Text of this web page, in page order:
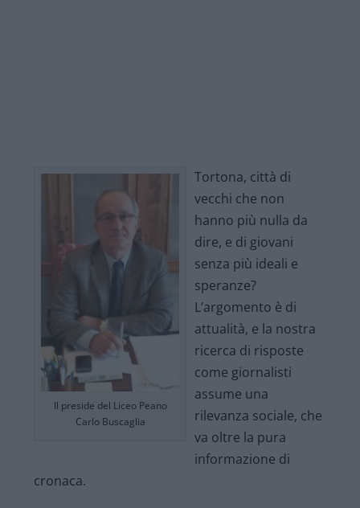
Il preside del Liceo Peano
Carlo Buscaglia
Tortona, città di
vecchi che non
hanno più nulla da
dire, e di giovani
senza più ideali e
speranze?
L’argomento è di
attualità, e la nostra
ricerca di risposte
come giornalisti
assume una
rilevanza sociale, che
va oltre la pura
informazione di
cronaca.